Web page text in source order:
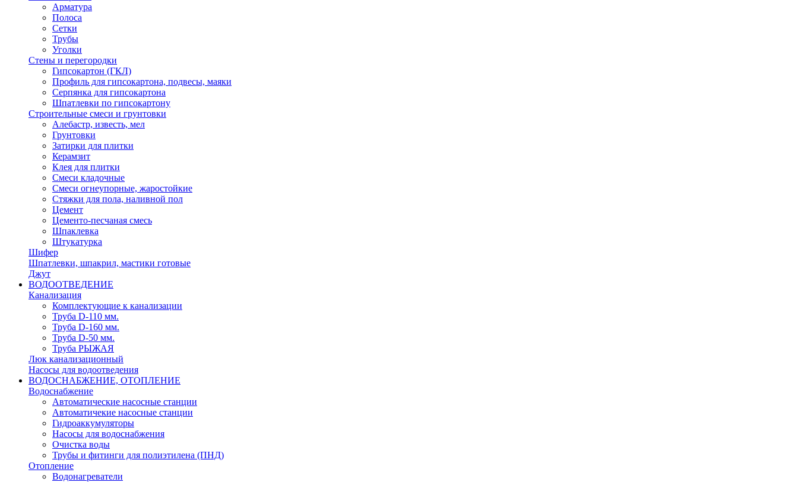
Арматура
Полоса
Сетки
Трубы
Уголки
Стены и перегородки
Гипсокартон (ГКЛ)
Профиль для гипсокартона, подвесы, маяки
Серпянка для гипсокартона
Шпатлевки по гипсокартону
Строительные смеси и грунтовки
Алебастр, известь, мел
Грунтовки
Затирки для плитки
Керамзит
Клея для плитки
Смеси кладочные
Смеси огнеупорные, жаростойкие
Стяжки для пола, наливной пол
Цемент
Цементо-песчаная смесь
Шпаклевка
Штукатурка
Шифер
Шпатлевки, шпакрил, мастики готовые
Джут
ВОДООТВЕДЕНИЕ
Канализация
Комплектующие к канализации
Труба D-110 мм.
Труба D-160 мм.
Труба D-50 мм.
Труба РЫЖАЯ
Люк канализационный
Насосы для водоотведения
ВОДОСНАБЖЕНИЕ, ОТОПЛЕНИЕ
Водоснабжение
Автоматичеcкие насосные станции
Автоматичекие насосные станции
Гидроаккумуляторы
Насосы для водоснабжения
Очистка воды
Трубы и фитинги для полиэтилена (ПНД)
Отопление
Водонагреватели